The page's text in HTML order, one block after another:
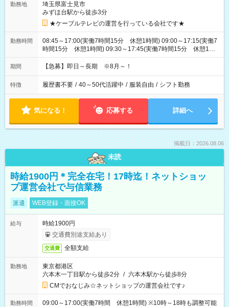
勤務地
埼玉県富士見市
みずほ台駅から徒歩3分
★ケーブルテレビの運営を行っている会社です★
勤務時間
08:45～17:00(実働7時間15分 休憩1時間) 09:00～17:15(実働7
時間15分 休憩1時間) 09:30～17:45(実働7時間15分 休憩1時
間) ※11:45～20:00：週1回程度遅番あります(在宅勤務OK) ※配
属チームにより
期間 【急募】即日～長期 ※8月～！
特徴 履歴書不要 / 40～50代活躍中 / 服装自由 / シフト勤務
気になる！ 応募する 詳細へ
掲載日：2026.08.06
未読
時給1900円＊完全在宅！17時迄！ネットショッ
プ運営会社で与信業務
派遣 WEB登録・面接OK
給与
時給1900円
交通費別途支給あり
交通費 全額支給
勤務地
東京都港区
六本木一丁目駅から徒歩2分 / 六本木駅から徒歩8分
CMでおなじみ☆ネットショップの運営会社です♪
勤務時間
09:00～17:00(実働7時間 休憩1時間) ※10時～18時も調整可能